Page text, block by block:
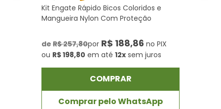
Kit Engate Rápido Bicos Coloridos e
Mangueira Nylon Com Proteção
de R$ 257,80por R$ 188,86 no PIX
ou R$ 198,80 em até 12x sem juros
COMPRAR
Comprar pelo WhatsApp